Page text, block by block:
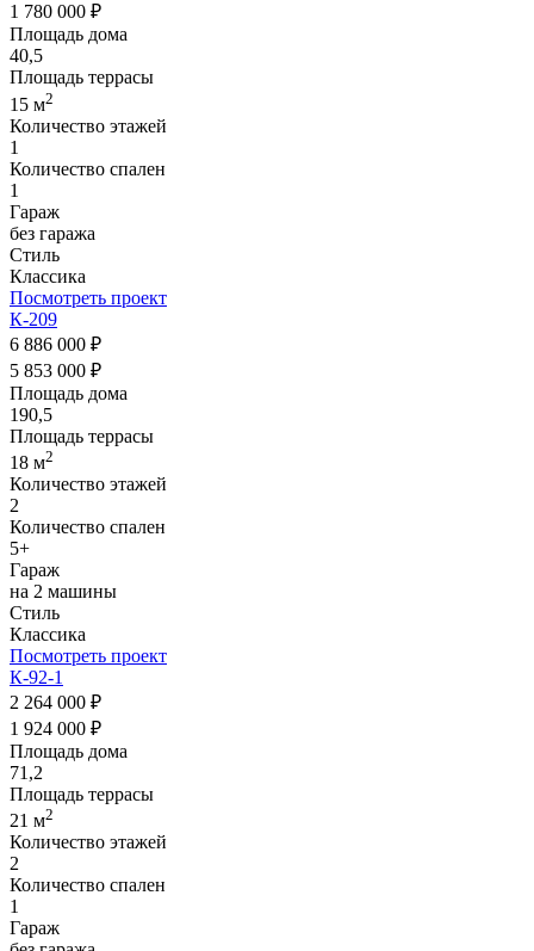
1 780 000 ₽
Площадь дома
40,5
Площадь террасы
15 м2
Количество этажей
1
Количество спален
1
Гараж
без гаража
Стиль
Классика
Посмотреть проект
К-209
6 886 000 ₽
5 853 000 ₽
Площадь дома
190,5
Площадь террасы
18 м2
Количество этажей
2
Количество спален
5+
Гараж
на 2 машины
Стиль
Классика
Посмотреть проект
К-92-1
2 264 000 ₽
1 924 000 ₽
Площадь дома
71,2
Площадь террасы
21 м2
Количество этажей
2
Количество спален
1
Гараж